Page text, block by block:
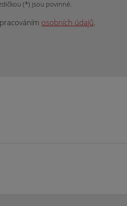
(*) jsou povinné.
osobních údajů.